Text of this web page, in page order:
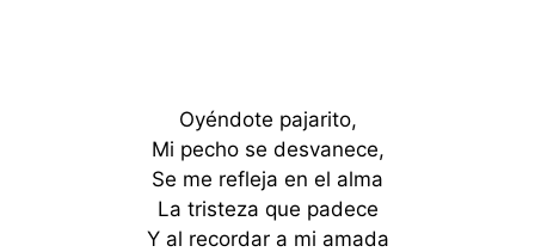
Oyéndote pajarito,
Mi pecho se desvanece,
Se me refleja en el alma
La tristeza que padece
Y al recordar a mi amada